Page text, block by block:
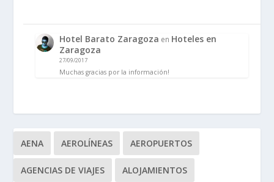
Hotel Barato Zaragoza en Hoteles en
Zaragoza
27/09/2017
Muchas gracias por la información!
AENA AEROLÍNEAS AEROPUERTOS
AGENCIAS DE VIAJES ALOJAMIENTOS